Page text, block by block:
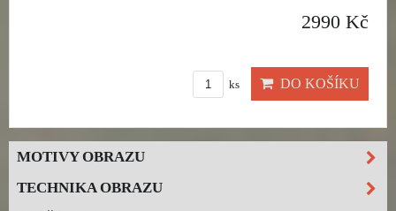
2990 Kč
ks DO KOŠÍKU
MOTIVY OBRAZU
TECHNIKA OBRAZU